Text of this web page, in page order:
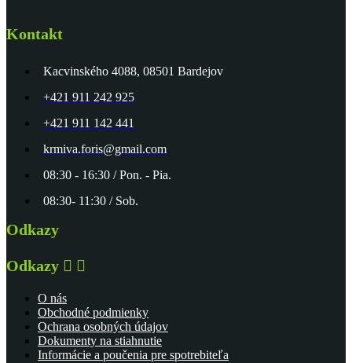
Kontakt
Kacvinského 4088, 08501 Bardejov
+421 911 242 925
+421 911 142 441
krmiva.foris@gmail.com
08:30 - 16:30 / Pon. - Pia.
08:30- 11:30 / Sob.
Odkazy
Odkazy  
O nás
Obchodné podmienky
Ochrana osobných údajov
Dokumenty na stiahnutie
Informácie a poučenia pre spotrebiteľa